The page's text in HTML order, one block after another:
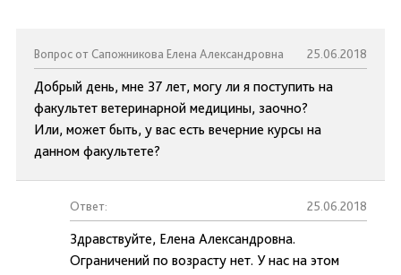
Вопрос от Сапожникова Елена Александровна 25.06.2018
Добрый день, мне 37 лет, могу ли я поступить на
факультет ветеринарной медицины, заочно?
Или, может быть, у вас есть вечерние курсы на
данном факультете?
Ответ: 25.06.2018
Здравствуйте, Елена Александровна.
Ограничений по возрасту нет. У нас на этом